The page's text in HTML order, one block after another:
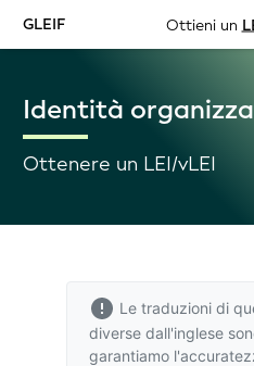
GLEIF Ottieni un
Identità
Ottenere un LEI/vLEI
Le traduzioni di
diverse dall'inglese
garantiamo